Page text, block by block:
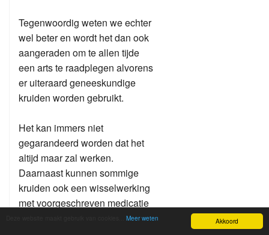
Akkoord
Meer weten
Tegenwoordig weten we echter
wel beter en wordt het dan ook
aangeraden om te allen tijde
een arts te raadplegen alvorens
er uiteraard geneeskundige
kruiden worden gebruikt.
Het kan immers niet
gegarandeerd worden dat het
altijd maar zal werken.
Daarnaast kunnen sommige
kruiden ook een wisselwerking
met voorgeschreven medicatie
hebben. Daardoor kan de